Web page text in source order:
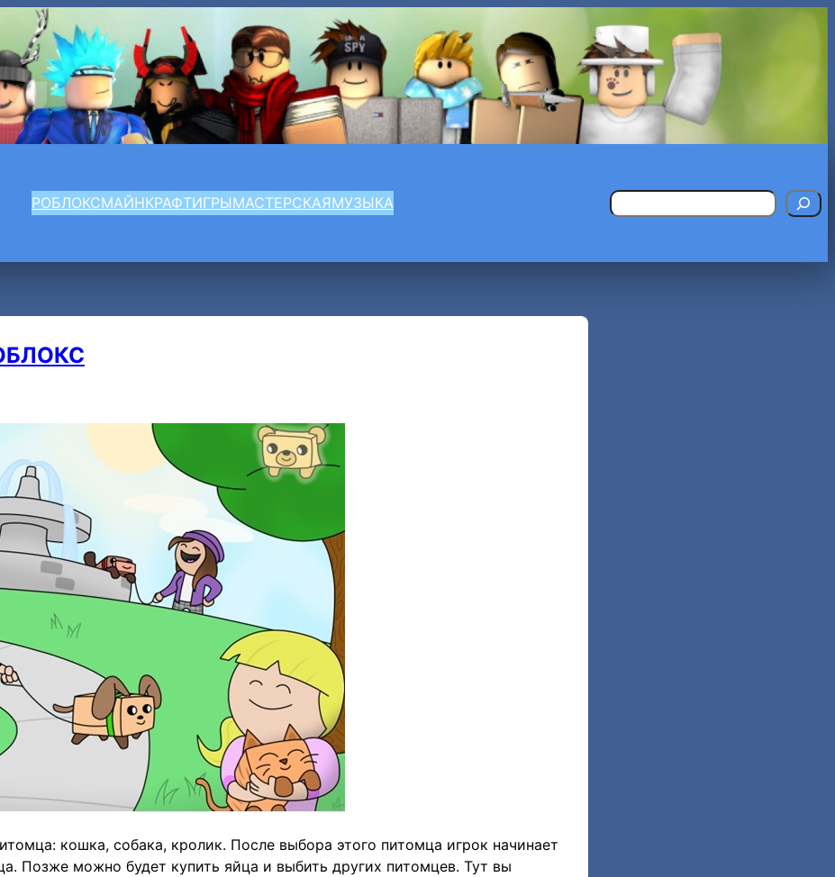
РОБЛОКСМАЙНКРАФТИГРЫМАСТЕРСКАЯМУЗЫКА Поиск
кошка, собака, кролик. После выбора этого питомца игрок начинает
Позже можно будет купить яйца и выбить других питомцев. Тут вы